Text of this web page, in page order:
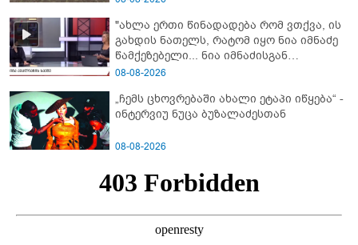
"ახლა ერთი წინადადება რომ ვთქვა, ის
გახდის ნათელს, რატომ იყო ნია იმნაძე
წამქეზებელი... ნია იმნაძისგან
გამოსული ინფორმაციაა ეს" - რას
08-08-2026
„ჩემს ცხოვრებაში ახალი ეტაპი იწყება“ -
ინტერვიუ ნუცა ბუზალაძესთან
08-08-2026